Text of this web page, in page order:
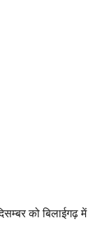
को बिलाईगढ़